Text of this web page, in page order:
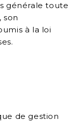
générale toute
son
à la loi
de gestion